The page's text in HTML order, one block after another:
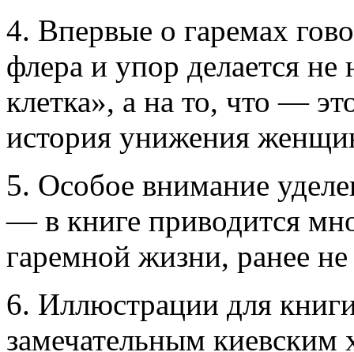
4. Впервые о гаремах
флера и упор делается не
клетка», а на то, что —
история унижения
5. Особое внимание
— в книге приводится
гаремной жизни, ранее
6. Иллюстрации для
замечательным